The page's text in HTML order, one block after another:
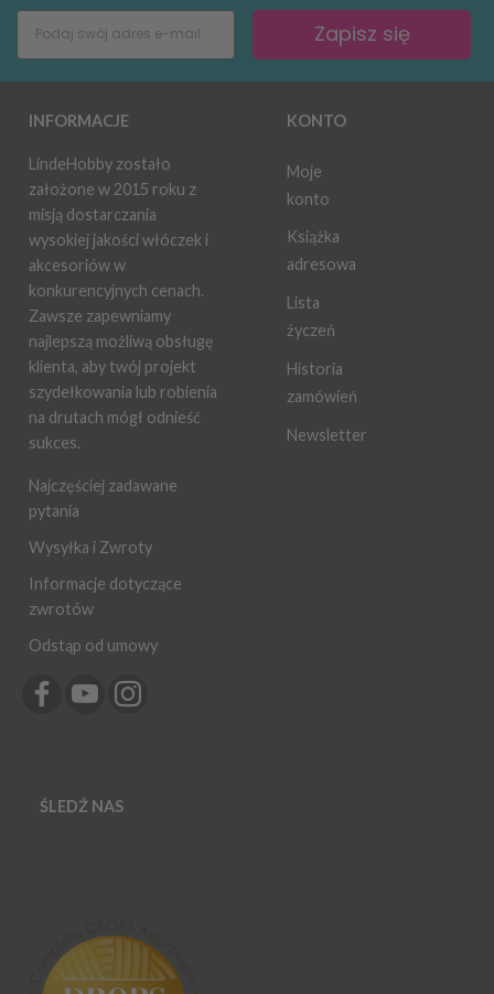
Zapisz się
INFORMACJE
LindeHobby zostało
założone w 2015 roku z
misją dostarczania
wysokiej jakości włóczek i
akcesoriów w
konkurencyjnych cenach.
Zawsze zapewniamy
najlepszą możliwą obsługę
klienta, aby twój projekt
szydełkowania lub robienia
na drutach mógł odnieść
sukces.
Najczęściej zadawane
pytania
Wysyłka i Zwroty
Informacje dotyczące
zwrotów
Odstąp od umowy
KONTO
Moje
konto
Książka
adresowa
Lista
życzeń
Historia
zamówień
Newsletter
ŚLEDŹ NAS